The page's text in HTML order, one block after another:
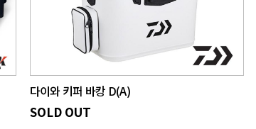
다이와 키퍼 바캉 D(A)
SOLD OUT